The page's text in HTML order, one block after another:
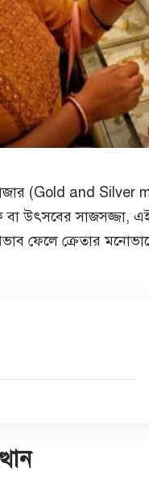
(Gold and Silver
বা উৎসবের সাজসজ্জা,
ফেলে ক্রেতার